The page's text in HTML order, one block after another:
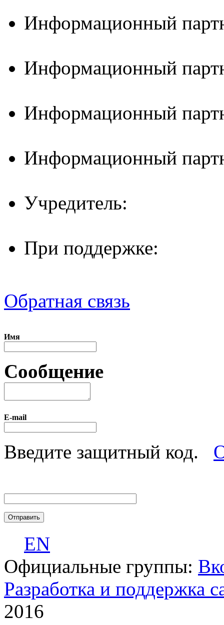
Информационный
Информационный
Информационный
Информационный
Учредитель:
При поддержке:
Обратная связь
Имя
Сообщение
E-mail
Введите защитный код.
EN
Официальные группы:
Разработка и поддержка
2016